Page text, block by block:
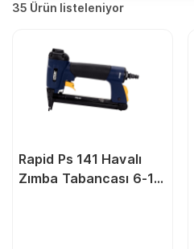
35 Ürün listeleniyor
Rapid Ps 141 Havalı
Zımba Tabancası 6-16